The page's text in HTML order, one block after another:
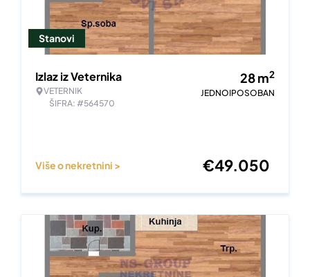
Stanovi
Izlaz iz Veternika
VETERNIK
ŠIFRA: #564570
28m2
JEDNOIPOSOBAN
Više o nekretnini > €49.050